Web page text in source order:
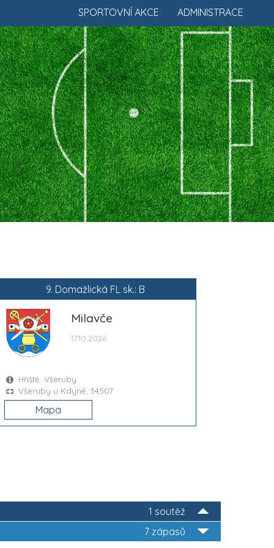
ADMINISTRACE
SPORTOVNÍ AKCE
9. Domažlická FL sk.: B
Milavče
17.10.2026
Hřiště: Všeruby
Všeruby u Kdyně, 34507
Mapa
1 soutěž
7 zápasů